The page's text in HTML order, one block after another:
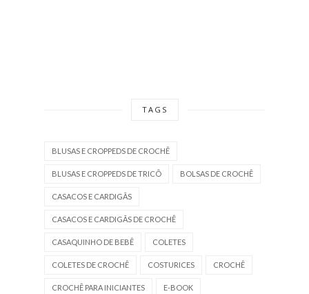
TAGS
BLUSAS E CROPPEDS DE CROCHÊ
BLUSAS E CROPPEDS DE TRICÔ BOLSAS DE CROCHÊ
CASACOS E CARDIGÃS
CASACOS E CARDIGÃS DE CROCHÊ
CASAQUINHO DE BEBÊ COLETES
COLETES DE CROCHÊ COSTURICES CROCHÊ
CROCHÊ PARA INICIANTES E-BOOK